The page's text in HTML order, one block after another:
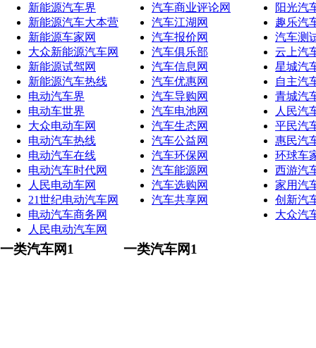
新能源汽车界
新能源汽车大本营
新能源车家网
大众新能源汽车网
新能源试驾网
新能源汽车热线
电动汽车界
电动车世界
大众电动车网
电动汽车热线
电动汽车在线
电动汽车时代网
人民电动车网
21世纪电动汽车网
电动汽车商务网
人民电动汽车网
汽车商业评论网
汽车江湖网
汽车报价网
汽车俱乐部
汽车信息网
汽车优惠网
汽车导购网
汽车电池网
汽车生态网
汽车公益网
汽车环保网
汽车能源网
汽车选购网
汽车共享网
阳光汽
趣乐汽
汽车测
云上汽
星城汽
自主汽
青城汽
人民汽
平民汽
惠民汽
环球车
西游汽
家用汽
创新汽
大众汽
一类汽车网1 一类汽车网1